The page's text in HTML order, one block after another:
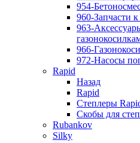
954-
960-Запчасти
963-
966-
972-Насосы
Rapid
Назад
Rapid
Степлеры
Скобы для
Rubankov
Silky